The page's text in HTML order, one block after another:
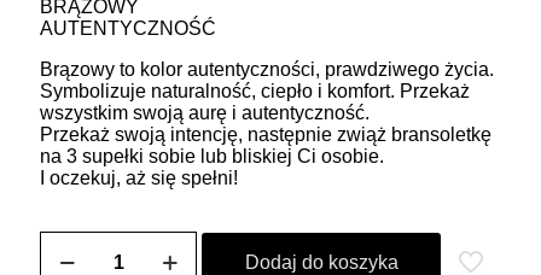
BRĄZOWY
AUTENTYCZNOŚĆ
Brązowy to kolor autentyczności, prawdziwego życia.
Symbolizuje naturalność, ciepło i komfort. Przekaż
wszystkim swoją aurę i autentyczność.
Przekaż swoją intencję, następnie zwiąż bransoletkę
na 3 supełki sobie lub bliskiej Ci osobie.
I oczekuj, aż się spełni!
SOLE
Dodaj do koszyka